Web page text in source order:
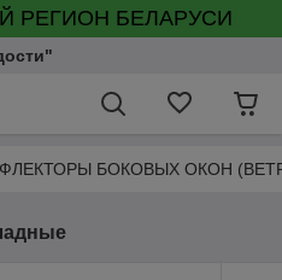
РЕГИОН БЕЛАРУСИ
БОКОВЫХ ОКОН